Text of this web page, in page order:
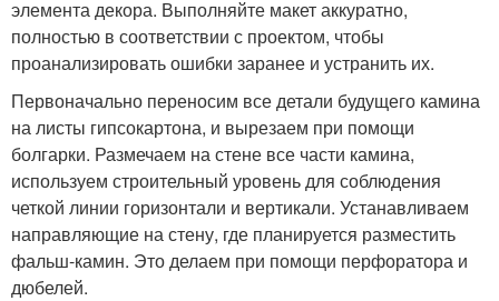
элемента декора. Выполняйте макет аккуратно,
полностью в соответствии с проектом, чтобы
проанализировать ошибки заранее и устранить их.
Первоначально переносим все детали будущего камина
на листы гипсокартона, и вырезаем при помощи
болгарки. Размечаем на стене все части камина,
используем строительный уровень для соблюдения
четкой линии горизонтали и вертикали. Устанавливаем
направляющие на стену, где планируется разместить
фальш-камин. Это делаем при помощи перфоратора и
дюбелей.